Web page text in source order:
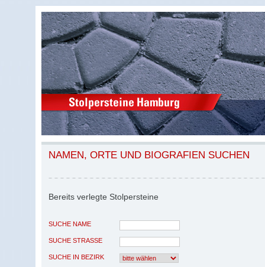
NAMEN, ORTE UND BIOGRAFIEN SUCHEN
Bereits verlegte Stolpersteine
SUCHE NAME
SUCHE STRASSE
SUCHE IN BEZIRK